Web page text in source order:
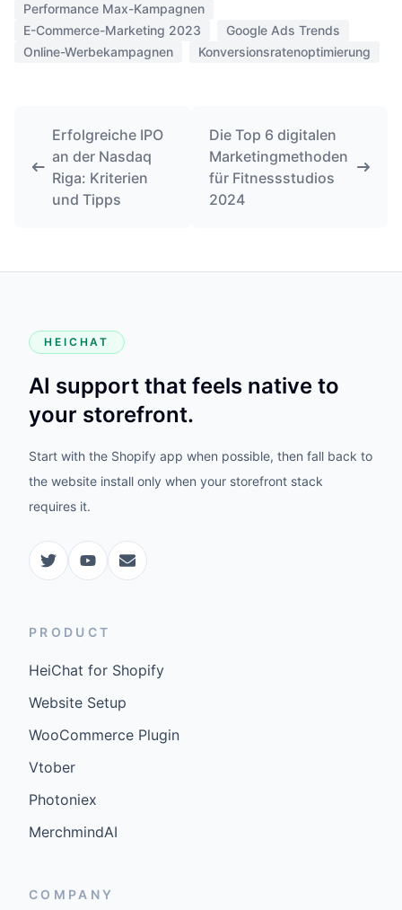
Performance Max-Kampagnen
E-Commerce-Marketing 2023
Google Ads Trends
Online-Werbekampagnen
Konversionsratenoptimierung
Erfolgreiche IPO
an der Nasdaq
Riga: Kriterien
und Tipps
Die Top 6 digitalen
Marketingmethoden
für Fitnessstudios
2024
HEICHAT
AI support that feels native to
your storefront.
Start with the Shopify app when possible, then fall back to
the website install only when your storefront stack
requires it.
PRODUCT
HeiChat for Shopify
Website Setup
WooCommerce Plugin
Vtober
Photoniex
MerchmindAI
COMPANY